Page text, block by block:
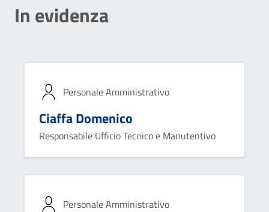
In evidenza
Personale Amministrativo
Ciaffa Domenico
Responsabile Ufficio Tecnico e Manutentivo
Personale Amministrativo